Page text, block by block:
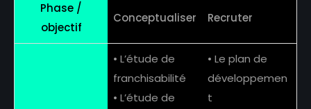
Phase /
objectif
Conceptualiser Recruter
• L’étude de
franchisabilité
• L’étude de
• Le plan de
développemen
t